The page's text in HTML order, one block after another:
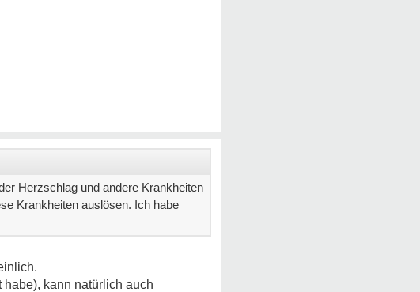
Herzschlag und andere Krankheiten
Krankheiten auslösen. Ich habe
kann natürlich auch